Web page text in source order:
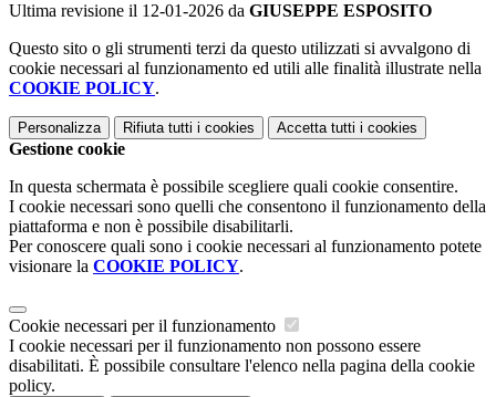
Ultima revisione il 12-01-2026 da GIUSEPPE ESPOSITO
Questo sito o gli strumenti terzi da questo utilizzati si avvalgono di
cookie necessari al funzionamento ed utili alle finalità illustrate nella
COOKIE POLICY.
Personalizza Rifiuta tutti i cookies Accetta tutti i cookies
Gestione cookie
In questa schermata è possibile scegliere quali cookie consentire.
I cookie necessari sono quelli che consentono il funzionamento della
piattaforma e non è possibile disabilitarli.
Per conoscere quali sono i cookie necessari al funzionamento potete
visionare la COOKIE POLICY.
Cookie necessari per il funzionamento
I cookie necessari per il funzionamento non possono essere
disabilitati. È possibile consultare l'elenco nella pagina della cookie
policy.